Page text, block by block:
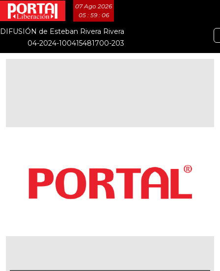
07 Ago 2026
05 : 59 : 07
DIFUSIÓN de Esteban Rivera Rivera
04-2024-100415481700-203